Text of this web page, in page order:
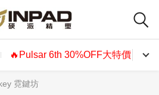
🔥Pulsar 6th 30%OFF大特價🔥
霓鍵坊